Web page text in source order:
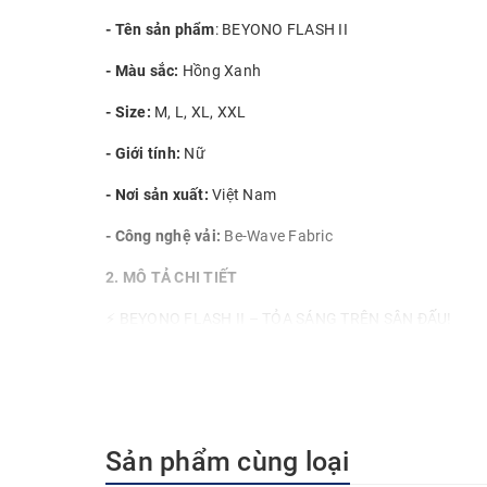
- Tên sản phẩm: BEYONO FLASH II
- Màu sắc: Hồng Xanh
- Size: M, L, XL, XXL
- Giới tính: Nữ
- Nơi sản xuất: Việt Nam
- Công nghệ vải: Be-Wave Fabric
2. MÔ TẢ CHI TIẾT
⚡ BEYONO FLASH II – TỎA SÁNG TRÊN SÂN ĐẤU!
bóng mạnh mẽ, đầy nhiệt huyết.
Sản phẩm cùng loại